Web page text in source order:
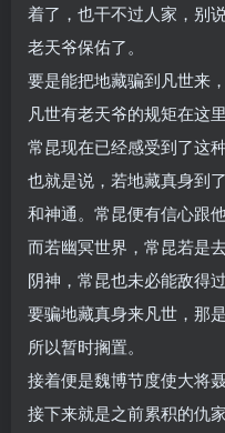
着了，也干不过人家，别
老天爷保佑了。
要是能把地藏骗到凡世来
凡世有老天爷的规矩在这
常昆现在已经感受到了这
也就是说，若地藏真身到
和神通。常昆便有信心跟他
而若幽冥世界，常昆若是
阴神，常昆也未必能敌得过
要骗地藏真身来凡世，那
所以暂时搁置。
接着便是魏博节度使大将
接下来就是之前累积的仇